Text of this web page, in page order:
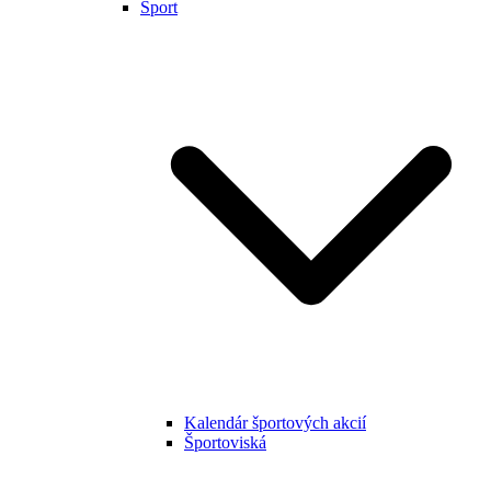
Šport
Kalendár športových akcií
Športoviská